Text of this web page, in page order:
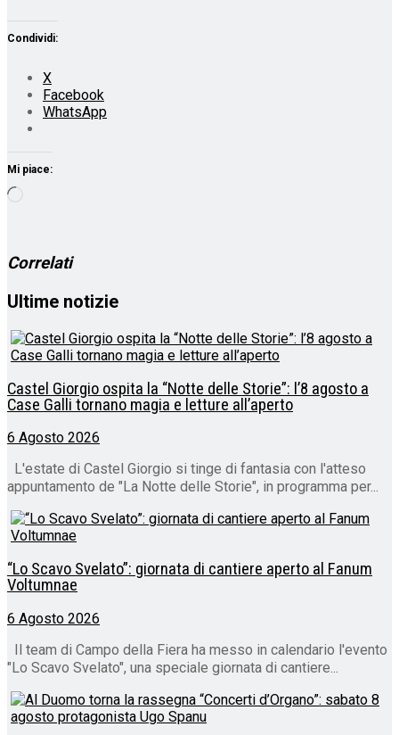
Condividi:
X
Facebook
WhatsApp
Mi piace:
Correlati
Ultime notizie
Castel Giorgio ospita la “Notte delle Storie”: l’8 agosto a
Case Galli tornano magia e letture all’aperto
6 Agosto 2026
L'estate di Castel Giorgio si tinge di fantasia con l'atteso
appuntamento de "La Notte delle Storie", in programma per...
“Lo Scavo Svelato”: giornata di cantiere aperto al Fanum
Voltumnae
6 Agosto 2026
Il team di Campo della Fiera ha messo in calendario l'evento
"Lo Scavo Svelato", una speciale giornata di cantiere...